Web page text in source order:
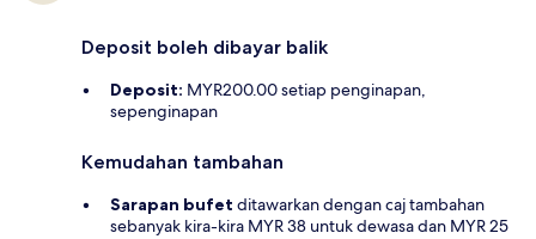
Deposit boleh dibayar balik
Deposit: MYR200.00 setiap penginapan,
sepenginapan
Kemudahan tambahan
Sarapan bufet ditawarkan dengan caj tambahan
sebanyak kira-kira MYR 38 untuk dewasa dan MYR 25